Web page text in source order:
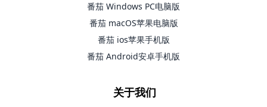
番茄 Windows PC电脑版
番茄 macOS苹果电脑版
番茄 ios苹果手机版
番茄 Android安卓手机版
关于我们